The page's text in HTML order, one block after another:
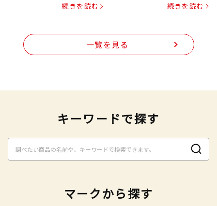
続きを読む 続きを読む
一覧を見る
キーワードで探す
マークから探す